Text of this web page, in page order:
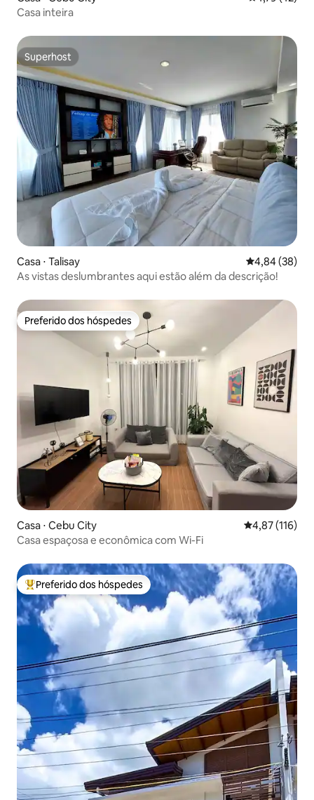
Casa inteira
Superhost
Superhost
Casa ⋅ Talisay 4,84 de uma
4,84 (38)
As vistas deslumbrantes aqui estão além da descrição!
Preferido dos hóspedes
Preferido dos hóspedes
Casa ⋅ Cebu City 4,87 de uma
4,87 (116)
Casa espaçosa e econômica com Wi-Fi
Entre os melhores preferidos dos hóspedes
Preferido dos hóspedes